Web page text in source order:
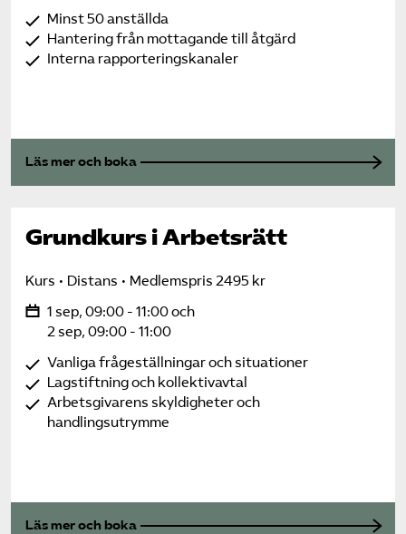
Minst 50 anställda
Hantering från mottagande till åtgärd
Interna rapporteringskanaler
Läs mer och boka
Grundkurs i Arbetsrätt
Kurs Distans
Medlemspris 2495 kr
1 sep, 09:00 - 11:00 och
2 sep, 09:00 - 11:00
Vanliga frågeställningar och situationer
Lagstiftning och kollektivavtal
Arbetsgivarens skyldigheter och
handlingsutrymme
Läs mer och boka